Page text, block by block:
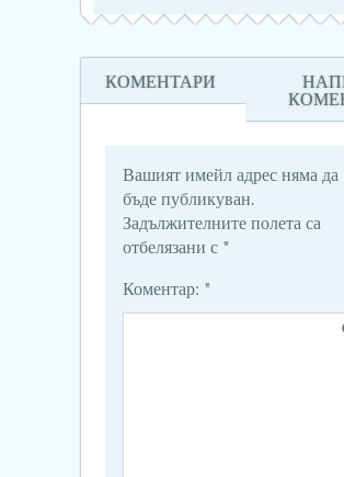
КОМЕНТАРИ
Вашият имейл адрес няма да
бъде публикуван.
Задължителните полета са
отбелязани с *
Коментар: *